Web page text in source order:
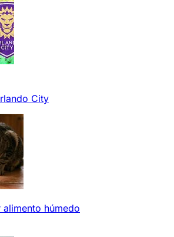
City
húmedo